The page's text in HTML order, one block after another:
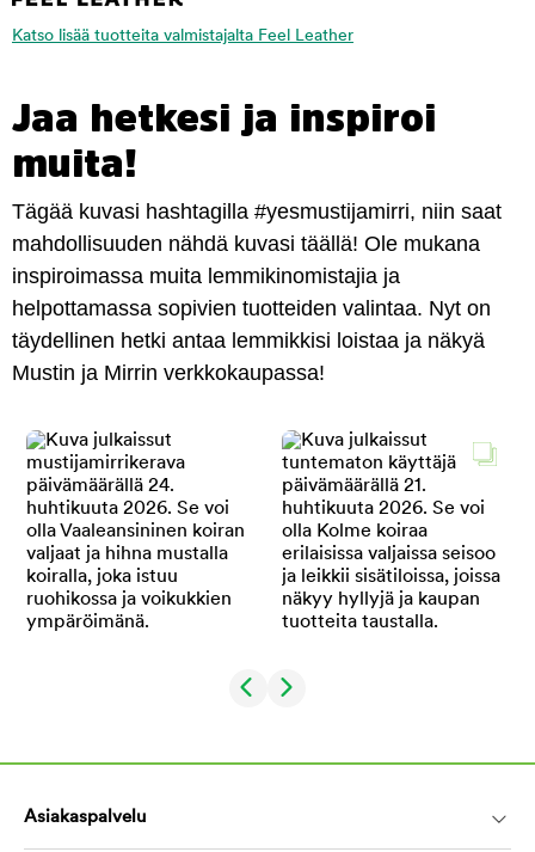
Katso lisää tuotteita valmistajalta Feel Leather
Jaa hetkesi ja inspiroi
muita!
Tägää kuvasi hashtagilla #yesmustijamirri, niin saat
mahdollisuuden nähdä kuvasi täällä! Ole mukana
inspiroimassa muita lemmikinomistajia ja
helpottamassa sopivien tuotteiden valintaa. Nyt on
täydellinen hetki antaa lemmikkisi loistaa ja näkyä
Mustin ja Mirrin verkkokaupassa!
Asiakaspalvelu